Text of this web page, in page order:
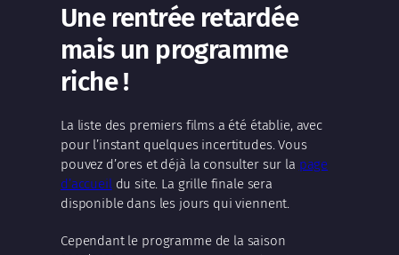
Une rentrée retardée
mais un programme
riche !
La liste des premiers films a été établie, avec
pour l’instant quelques incertitudes. Vous
pouvez d’ores et déjà la consulter sur la page
d’accueil du site. La grille finale sera
disponible dans les jours qui viennent.
Cependant le programme de la saison